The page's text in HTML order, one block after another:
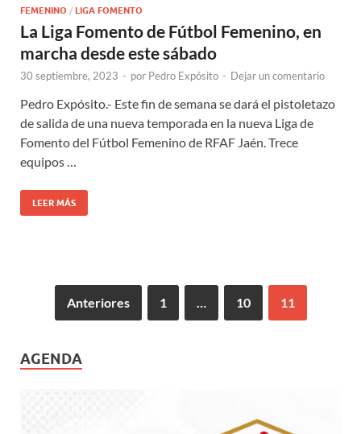
FEMENINO / LIGA FOMENTO
La Liga Fomento de Fútbol Femenino, en
marcha desde este sábado
30 septiembre, 2023 - por Pedro Expósito - Dejar un comentario
Pedro Expósito.- Este fin de semana se dará el pistoletazo
de salida de una nueva temporada en la nueva Liga de
Fomento del Fútbol Femenino de RFAF Jaén. Trece
equipos …
LEER MÁS
Anteriores 1 … 10 11
AGENDA